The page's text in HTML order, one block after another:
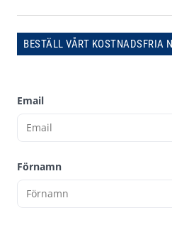
BESTÄLL VÅRT KOSTNADSFRIA
Email
Förnamn